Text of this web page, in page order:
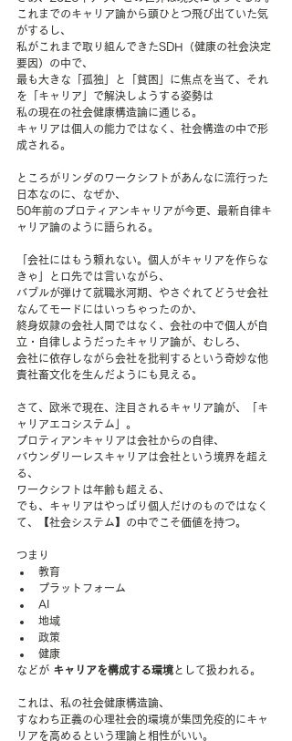
これまでのキャリア論から頭ひとつ飛び出ていた気
がするし、
私がこれまで取り組んできたSDH（健康の社会決定
要因）の中で、
最も大きな「孤独」と「貧困」に焦点を当て、それ
を「キャリア」で解決しようする姿勢は
私の現在の社会健康構造論に通じる。
キャリアは個人の能力ではなく、社会構造の中で形
成される。
ところがリンダのワークシフトがあんなに流行った
日本なのに、なぜか、
50年前のプロティアンキャリアが今更、最新自律キ
ャリア論のように語られる。
「会社にはもう頼れない。個人がキャリアを作らな
きゃ」と口先では言いながら、
バブルが弾けて就職氷河期、やさぐれてどうせ会社
なんてモードにはいっちゃったのか、
終身奴隷の会社人間ではなく、会社の中で個人が自
立・自律しようだったキャリア論が、むしろ、
会社に依存しながら会社を批判するという奇妙な他
責社畜文化を生んだようにも見える。
さて、欧米で現在、注目されるキャリア論が、「キ
ャリアエコシステム」。
プロティアンキャリアは会社からの自律、
バウンダリーレスキャリアは会社という境界を超え
る、
ワークシフトは年齢も超える、
でも、キャリアはやっぱり個人だけのものではなく
て、【社会システム】の中でこそ価値を持つ。
つまり
教育
プラットフォーム
AI
地域
政策
健康
などが キャリアを構成する環境として扱われる。
これは、私の社会健康構造論、
すなわち正義の心理社会的環境が集団免疫的にキャ
リアを高めるという理論と相性がいい。